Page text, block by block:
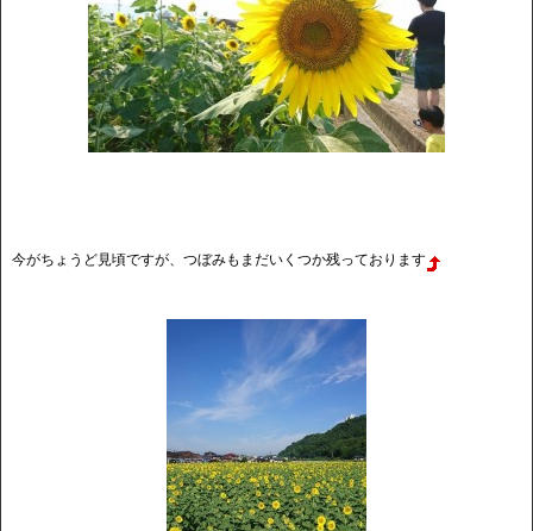
今がちょうど見頃ですが、つぼみもまだいくつか残っております